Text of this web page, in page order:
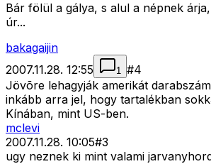
Bár fölül a gálya, s alul a népnek
úr...
bakagaijin
2007.11.28. 12:55
1 #4
Jövõre lehagyják amerikát
inkább arra jel, hogy tartalékban
Kínában, mint US-ben.
mclevi
2007.11.28. 10:05#3
ugy neznek ki mint valami